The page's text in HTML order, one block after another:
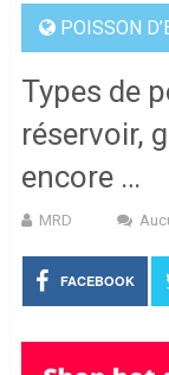
POISSON
Types de
réservoir,
encore …
MRD
FACEBOOK